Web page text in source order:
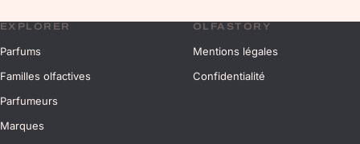
EXPLORER
Parfums
Familles olfactives
Parfumeurs
Marques
OLFASTORY
Mentions légales
Confidentialité